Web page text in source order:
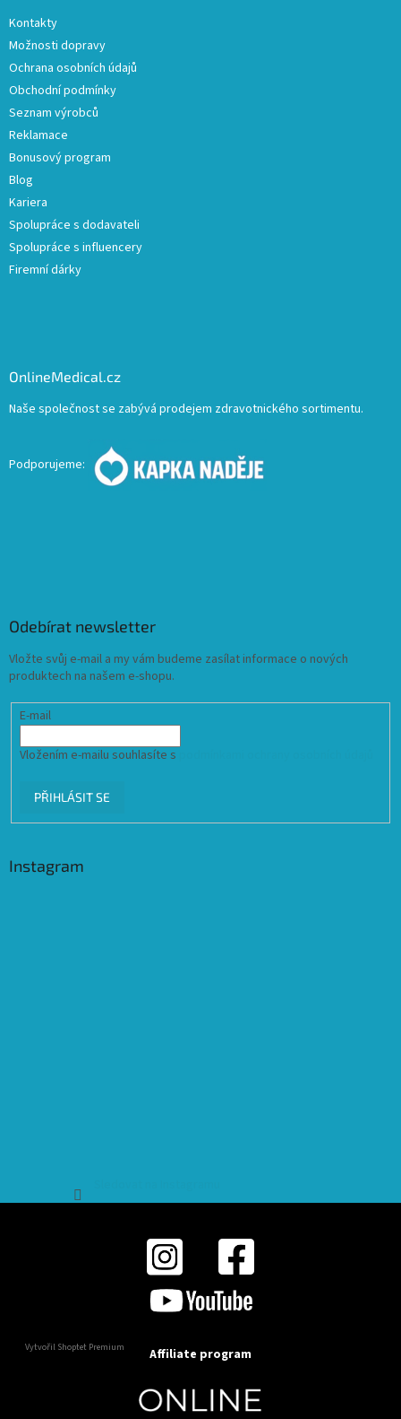
Kontakty
Možnosti dopravy
Ochrana osobních údajů
Obchodní podmínky
Seznam výrobců
Reklamace
Bonusový program
Blog
Kariera
Spolupráce s dodavateli
Spolupráce s influencery
Firemní dárky
OnlineMedical.cz
Naše společnost se zabývá prodejem zdravotnického sortimentu.
Podporujeme:
Odebírat newsletter
Vložte svůj e-mail a my vám budeme zasílat informace o nových
produktech na našem e-shopu.
E-mail
Vložením e-mailu souhlasíte s
PŘIHLÁSIT SE
Instagram
Vytvořil Shoptet Premium Affiliate program